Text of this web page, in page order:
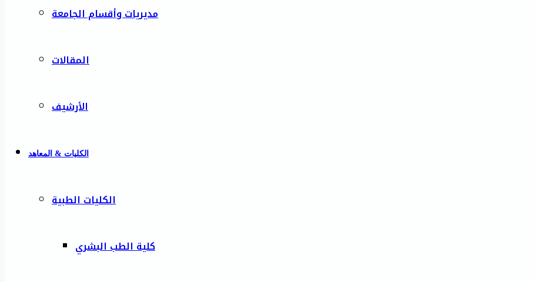
مديريات وأقسام الجامعة
المقالات
الأرشيف
الكليات & المعاهد
الكليات الطبية
كلية الطب البشري